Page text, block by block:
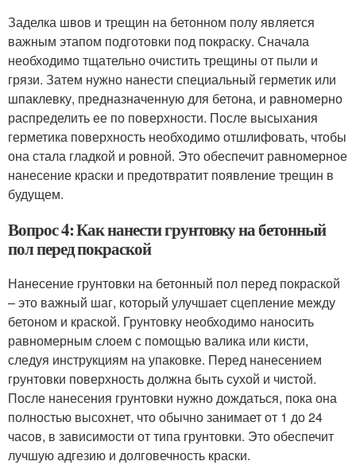
Заделка швов и трещин на бетонном полу является
важным этапом подготовки под покраску. Сначала
необходимо тщательно очистить трещины от пыли и
грязи. Затем нужно нанести специальный герметик или
шпаклевку, предназначенную для бетона, и равномерно
распределить ее по поверхности. После высыхания
герметика поверхность необходимо отшлифовать, чтобы
она стала гладкой и ровной. Это обеспечит равномерное
нанесение краски и предотвратит появление трещин в
будущем.
Вопрос 4: Как нанести грунтовку на бетонный
пол перед покраской
Нанесение грунтовки на бетонный пол перед покраской
– это важный шаг, который улучшает сцепление между
бетоном и краской. Грунтовку необходимо наносить
равномерным слоем с помощью валика или кисти,
следуя инструкциям на упаковке. Перед нанесением
грунтовки поверхность должна быть сухой и чистой.
После нанесения грунтовки нужно дождаться, пока она
полностью высохнет, что обычно занимает от 1 до 24
часов, в зависимости от типа грунтовки. Это обеспечит
лучшую адгезию и долговечность краски.